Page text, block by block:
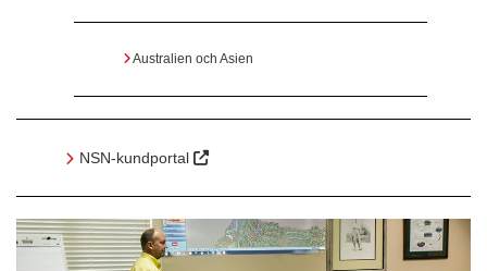
Australien och Asien
NSN-kundportal